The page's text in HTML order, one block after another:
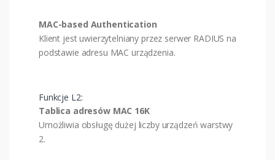
MAC-based Authentication
Klient jest uwierzytelniany przez serwer RADIUS na
podstawie adresu MAC urządzenia.
Funkcje L2:
Tablica adresów MAC 16K
Umożliwia obsługę dużej liczby urządzeń warstwy
2.